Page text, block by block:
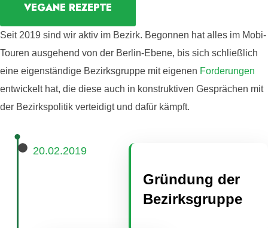
VEGANE REZEPTE
Seit 2019 sind wir aktiv im Bezirk. Begonnen hat alles im Mobi-
Touren ausgehend von der Berlin-Ebene, bis sich schließlich
eine eigenständige Bezirksgruppe mit eigenen Forderungen
entwickelt hat, die diese auch in konstruktiven Gesprächen mit
der Bezirkspolitik verteidigt und dafür kämpft.
20.02.2019
Gründung der
Bezirksgruppe